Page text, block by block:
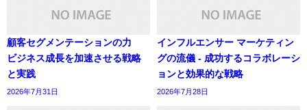
顧客セグメンテーションの力
ビジネス成長を加速させる戦略
と実践
2026年7月31日
インフルエンサー マーケティン
グの流儀 - 成功するコラボレーシ
ョンと効果的な戦略
2026年7月28日